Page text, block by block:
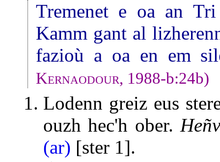
Tremenet e oa an
Kamm gant al
fazioù a oa en em
Kernaodour, 1988-b:24b)
Lodenn greiz eus
ouzh hec'h ober.
(ar) [ster 1].